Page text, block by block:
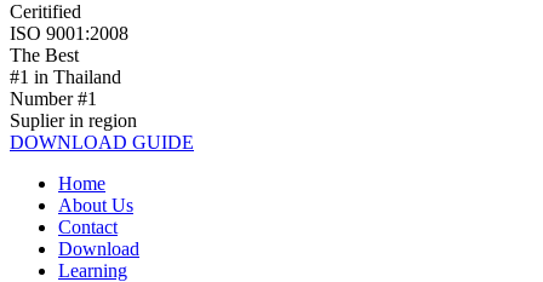
Ceritified
ISO 9001:2008
The Best
#1 in Thailand
Number #1
Suplier in region
DOWNLOAD GUIDE
Home
About Us
Contact
Download
Learning